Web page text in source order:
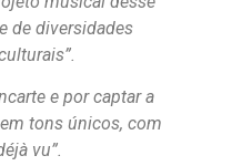
de diversidades
e por captar a
tons únicos, com
vu”.